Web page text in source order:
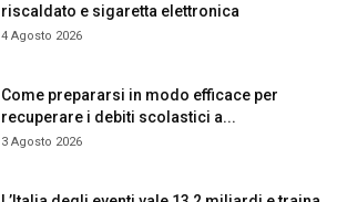
riscaldato e sigaretta elettronica
4 Agosto 2026
Come prepararsi in modo efficace per
recuperare i debiti scolastici a...
3 Agosto 2026